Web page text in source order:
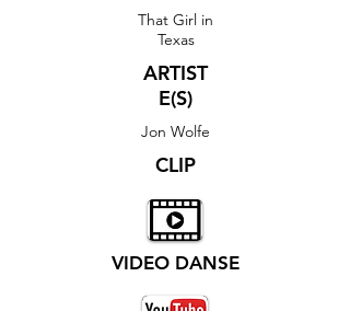
That Girl in
Texas
ARTIST
E(S)
Jon Wolfe
CLIP
VIDEO DANSE